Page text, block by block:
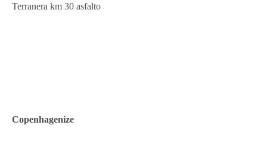
Terranera km 30 asfalto
Copenhagenize